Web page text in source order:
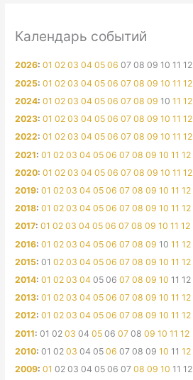
Календарь событий
2026:01 02 03 04 05 06 07 08 09 10 11 12
2025:01 02 03 04 05 06 07 08 09 10 11 12
2024:01 02 03 04 05 06 07 08 09 10 11 12
2023:01 02 03 04 05 06 07 08 09 10 11 12
2022:01 02 03 04 05 06 07 08 09 10 11 12
2021:01 02 03 04 05 06 07 08 09 10 11 12
2020:01 02 03 04 05 06 07 08 09 10 11 12
2019:01 02 03 04 05 06 07 08 09 10 11 12
2018:01 02 03 04 05 06 07 08 09 10 11 12
2017:01 02 03 04 05 06 07 08 09 10 11 12
2016:01 02 03 04 05 06 07 08 09 10 11 12
2015:01 02 03 04 05 06 07 08 09 10 11 12
2014:01 02 03 04 05 06 07 08 09 10 11 12
2013:01 02 03 04 05 06 07 08 09 10 11 12
2012:01 02 03 04 05 06 07 08 09 10 11 12
2011:01 02 03 04 05 06 07 08 09 10 11 12
2010:01 02 03 04 05 06 07 08 09 10 11 12
2009:01 02 03 04 05 06 07 08 09 10 11 12